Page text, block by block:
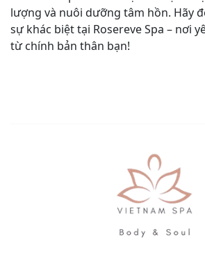
lượng và nuôi dưỡng tâm hồn. Hãy
sự khác biệt tại Rosereve Spa – nơi
từ chính bản thân bạn!